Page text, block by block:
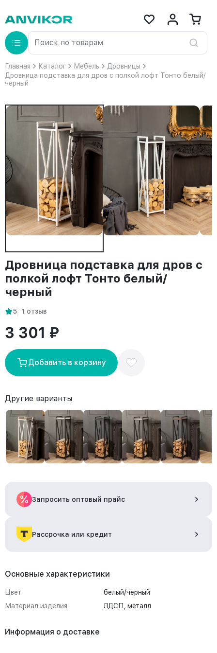
Главная Каталог Мебель
Дровницы
Дровница подставка для дров с полкой лофт Тонто белый/
черный
Дровница подставка для дров с
полкой лофт Тонто белый/
черный
5 1 отзыв
3 301 ₽
Добавить в корзину
Другие варианты
Запросить оптовый прайс
Рассрочка или кредит
Основные характеристики
Цвет
белый/черный
Материал изделия
ЛДСП, металл
Информация о доставке